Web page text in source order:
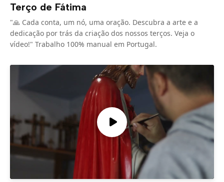
Terço de Fátima
"🙏 Cada conta, um nó, uma oração. Descubra a arte e a
dedicação por trás da criação dos nossos terços. Veja o
vídeo!" Trabalho 100% manual em Portugal.